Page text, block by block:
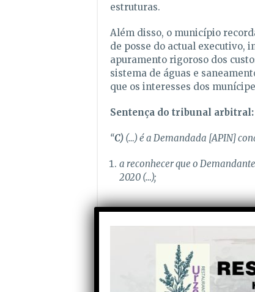
estruturas.
Além disso, o município
de posse do actual executivo,
apuramento rigoroso dos
sistema de águas e
que os interesses dos
Sentença do tribunal arbitral:
“C)(…) é a Demandada [APIN]
a reconhecer que o
2020 (…);
a compensar o Demandante no
valor da sua participação
art.1021.º do Código Civil, com
que o Demandante deixou de